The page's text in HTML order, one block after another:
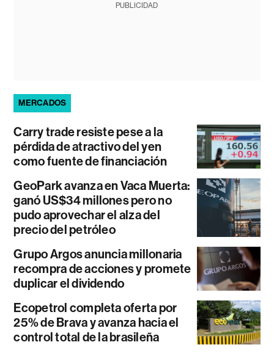
PUBLICIDAD
MERCADOS
Carry trade resiste pese a la
pérdida de atractivo del yen
como fuente de financiación
GeoPark avanza en Vaca Muerta:
ganó US$34 millones pero no
pudo aprovechar el alza del
precio del petróleo
Grupo Argos anuncia millonaria
recompra de acciones y promete
duplicar el dividendo
Ecopetrol completa oferta por
25% de Brava y avanza hacia el
control total de la brasileña